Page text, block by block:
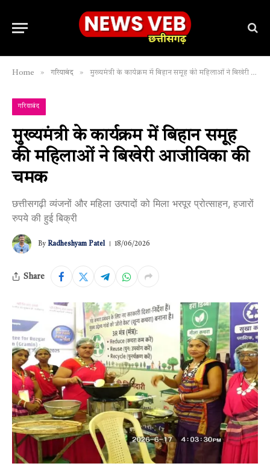
Home » गरियाबंद » मुख्यमंत्री के कार्यक्रम में बिहान समूह की महिलाओं ने बिखेरी आजीविका की चमक
गरियाबंद
मुख्यमंत्री के कार्यक्रम में बिहान समूह
की महिलाओं ने बिखेरी आजीविका की
चमक
छत्तीसगढ़ी व्यंजनों और महिला उत्पादों को मिला भरपूर प्रोत्साहन, हजारों
रुपये की हुई बिक्री
By Radheshyam Patel 18/06/2026
Share